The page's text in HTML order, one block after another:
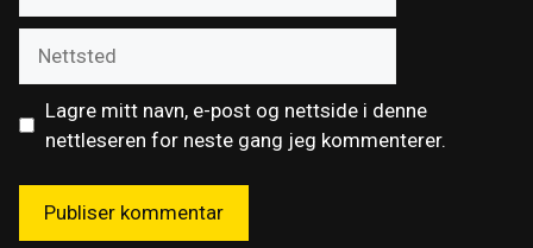
Lagre mitt navn, e-post og nettside i denne
nettleseren for neste gang jeg kommenterer.